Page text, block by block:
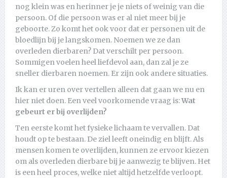
nog klein was en herinner je je niets of weinig van die
persoon. Of die persoon was er al niet meer bij je
geboorte. Zo komt het ook voor dat er personen uit de
bloedlijn bij je langskomen. Noemen we ze dan
overleden dierbaren? Dat verschilt per persoon.
Sommigen voelen heel liefdevol aan, dan zal je ze
sneller dierbaren noemen. Er zijn ook andere situaties.
Ik kan er uren over vertellen alleen dat gaan we nu en
hier niet doen. Een veel voorkomende vraag is:Wat
gebeurt er bij overlijden?
Ten eerste komt het fysieke lichaam te vervallen. Dat
houdt op te bestaan. De ziel leeft oneindig en blijft. Als
mensen komen te overlijden, kunnen ze ervoor kiezen
om als overleden dierbare bij je aanwezig te blijven. Het
is een heel proces, welke niet altijd hetzelfde verloopt.